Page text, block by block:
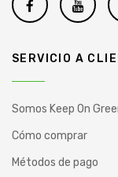
SERVICIO A
Somos Keep On
Cómo comprar
Métodos de pago